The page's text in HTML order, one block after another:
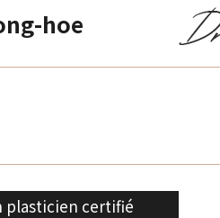
hoe
plasticien certifié